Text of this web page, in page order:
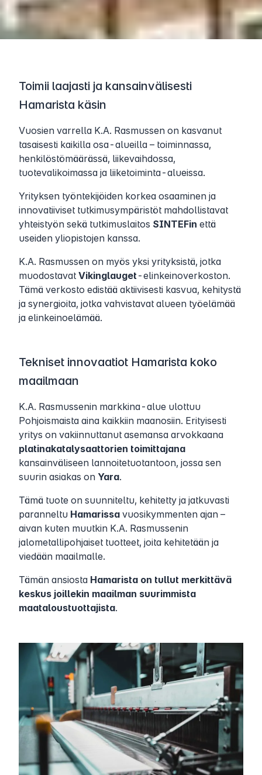
Toimii laajasti ja kansainvälisesti
Hamarista käsin
Vuosien varrella K.A. Rasmussen on kasvanut
tasaisesti kaikilla osa-alueilla – toiminnassa,
henkilöstömäärässä, liikevaihdossa,
tuotevalikoimassa ja liiketoiminta-alueissa.
Yrityksen työntekijöiden korkea osaaminen ja
innovatiiviset tutkimusympäristöt mahdollistavat
yhteistyön sekä tutkimuslaitos SINTEFin että
useiden yliopistojen kanssa.
K.A. Rasmussen on myös yksi yrityksistä, jotka
muodostavat Vikinglauget-elinkeinoverkoston.
Tämä verkosto edistää aktiivisesti kasvua, kehitystä
ja synergioita, jotka vahvistavat alueen työelämää
ja elinkeinoelämää.
Tekniset innovaatiot Hamarista koko
maailmaan
K.A. Rasmussenin markkina-alue ulottuu
Pohjoismaista aina kaikkiin maanosiin. Erityisesti
yritys on vakiinnuttanut asemansa arvokkaana
platinakatalysaattorien toimittajana
kansainväliseen lannoitetuotantoon, jossa sen
suurin asiakas on Yara.
Tämä tuote on suunniteltu, kehitetty ja jatkuvasti
paranneltu Hamarissa vuosikymmenten ajan –
aivan kuten muutkin K.A. Rasmussenin
jalometallipohjaiset tuotteet, joita kehitetään ja
viedään maailmalle.
Tämän ansiosta Hamarista on tullut merkittävä
keskus joillekin maailman suurimmista
maataloustuottajista.